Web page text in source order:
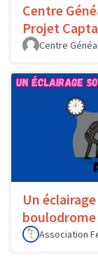
Centre
Projet
Centre
Un
boulodrome
Association